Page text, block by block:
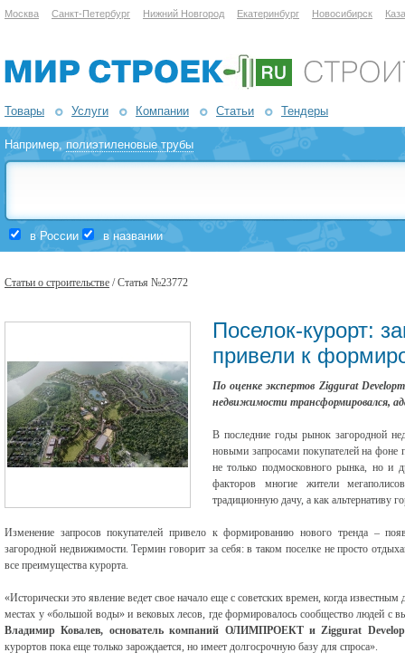
Москва Санкт-Петербург Нижний Новгород Екатеринбург Новосибирск
Товары Услуги Компании Статьи Тендеры
Например,полиэтиленовые трубы
в России в названии
Статьи о строительстве / Статья №23772
Поселок-курорт:
привели к
По оценке экспертов Ziggurat
недвижимости трансформировался,
В последние годы рынок загородной
новыми запросами покупателей на фоне
не только подмосковного рынка, но и
факторов многие жители
традиционную дачу, а как альтернативу
Изменение запросов покупателей привело к формированию нового тренда –
загородной недвижимости. Термин говорит за себя: в таком поселке не просто
все преимущества курорта.
«Исторически это явление ведет свое начало еще с советских времен, когда
местах у «большой воды» и вековых лесов, где формировалось сообщество людей с
Владимир Ковалев, основатель компаний ОЛИМПРОЕКТ и Ziggurat
курортов пока еще только зарождается, но имеет долгосрочную базу для спроса».